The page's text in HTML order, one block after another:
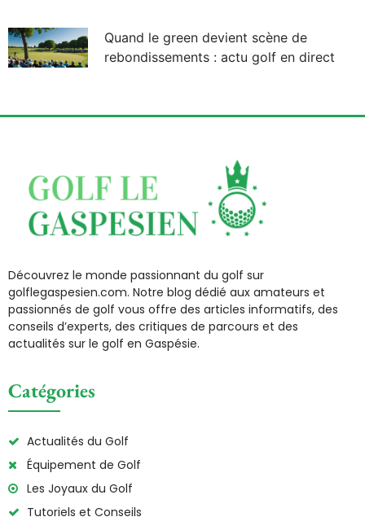
Quand le green devient scène de
rebondissements : actu golf en direct
Découvrez le monde passionnant du golf sur
golflegaspesien.com. Notre blog dédié aux amateurs et
passionnés de golf vous offre des articles informatifs, des
conseils d’experts, des critiques de parcours et des
actualités sur le golf en Gaspésie.
Catégories
Actualités du Golf
Équipement de Golf
Les Joyaux du Golf
Tutoriels et Conseils